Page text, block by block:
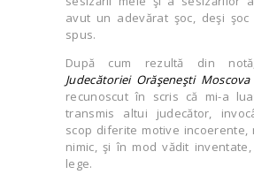
avut un adevărat şoc, deşi
spus.
După cum rezultă din
Judecătoriei Orăşeneşti Moscova
recunoscut în scris că mi-a
transmis altui judecător,
scop diferite motive incoerente,
nimic, şi în mod vădit
lege.